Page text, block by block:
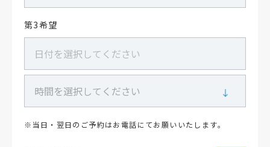
第3希望
※当日・翌日のご予約はお電話にてお願いいたします。